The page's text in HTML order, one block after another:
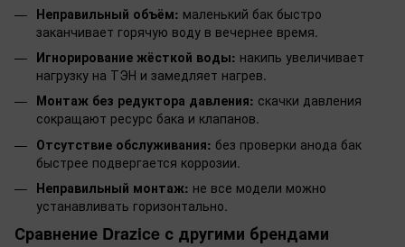
Неправильный объём: маленький бак быстро
заканчивает горячую воду в вечернее время.
Игнорирование жёсткой воды: накипь увеличивает
нагрузку на ТЭН и замедляет нагрев.
Монтаж без редуктора давления: скачки давления
сокращают ресурс бака и клапанов.
Отсутствие обслуживания: без проверки анода бак
быстрее подвергается коррозии.
Неправильный монтаж: не все модели можно
устанавливать горизонтально.
Сравнение Drazice с другими брендами